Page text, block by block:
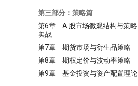
第三部分：策略篇
第6章：A 股市场微观结构与策略
实战
第7章：期货市场与衍生品策略
第8章：期权定价与波动率策略
第9章：基金投资与资产配置理论